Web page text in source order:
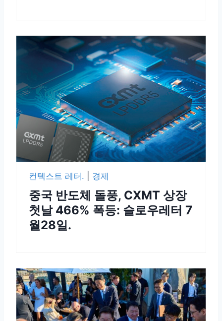
컨텍스트 레터. 경제
중국 반도체 돌풍, CXMT 상장
첫날 466% 폭등: 슬로우레터 7
월28일.